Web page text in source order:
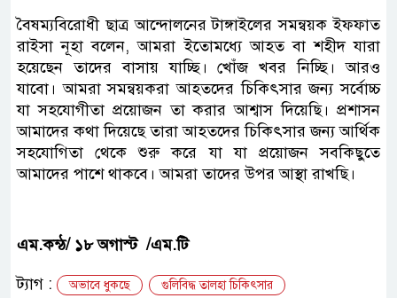
বৈষম্যবিরোধী ছাত্র আন্দোলনের টাঙ্গাইলের সমন্বয়ক ইফফাত
রাইসা নূহা বলেন, আমরা ইতোমধ্যে আহত বা শহীদ যারা
হয়েছেন তাদের বাসায় যাচ্ছি। খোঁজ খবর নিচ্ছি। আরও
যাবো। আমরা সমন্বয়করা আহতদের চিকিৎসার জন্য সর্বোচ্চ
যা সহযোগীতা প্রয়োজন তা করার আশ্বাস দিয়েছি। প্রশাসন
আমাদের কথা দিয়েছে তারা আহতদের চিকিৎসার জন্য আর্থিক
সহযোগিতা থেকে শুরু করে যা যা প্রয়োজন সবকিছুতে
আমাদের পাশে থাকবে। আমরা তাদের উপর আস্থা রাখছি।
এম.কন্ঠ/ ১৮ অগাস্ট /এম.টি
ট্যাগ :
অভাবে ধুকছে
গুলিবিদ্ধ তালহা চিকিৎসার